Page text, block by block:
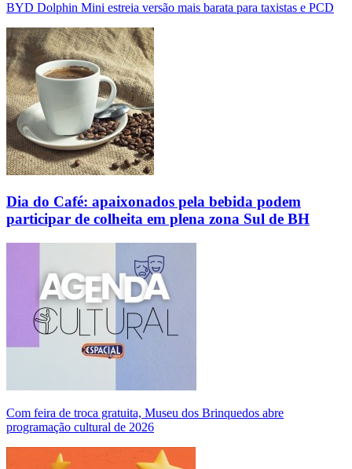
BYD Dolphin Mini estreia versão mais barata para taxistas e PCD
Dia do Café: apaixonados pela bebida podem
participar de colheita em plena zona Sul de BH
Com feira de troca gratuita, Museu dos Brinquedos abre
programação cultural de 2026